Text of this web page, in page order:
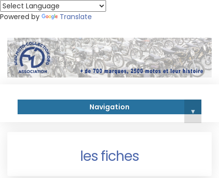
Powered by Translate
Navigation ▾
les fiches